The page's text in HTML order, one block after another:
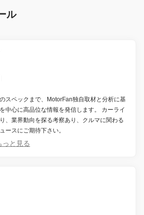
ル
スペックまで、MotorFan独自取材と分析に基
中心に高品位な情報を発信します。 カーライ
、業界動向を探る考察あり、クルマに関わる
ースにご期待下さい。
っと見る